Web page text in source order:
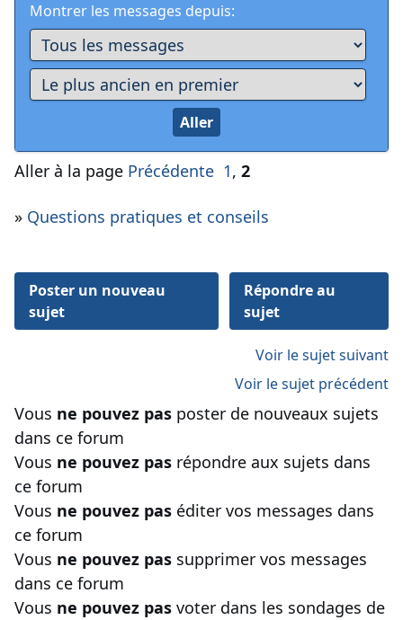
Montrer les messages depuis:
Aller à la page Précédente 1, 2
» Questions pratiques et conseils
Poster un nouveau
sujet
Répondre au
sujet
Voir le sujet suivant
Voir le sujet précédent
Vous ne pouvez pas poster de nouveaux sujets
dans ce forum
Vous ne pouvez pas répondre aux sujets dans
ce forum
Vous ne pouvez pas éditer vos messages dans
ce forum
Vous ne pouvez pas supprimer vos messages
dans ce forum
Vous ne pouvez pas voter dans les sondages de